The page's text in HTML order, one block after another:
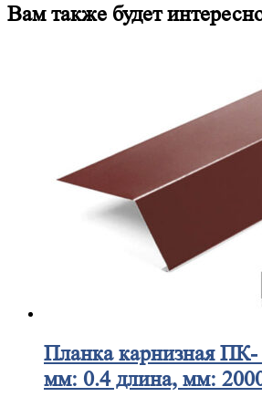
Вам также будет
Планкакарнизная ПК-
мм: 0.4 длина, мм: